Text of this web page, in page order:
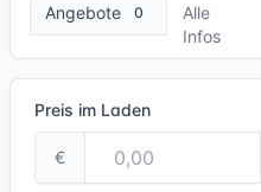
Angebote 0
Alle
Infos
Preis im Laden
€